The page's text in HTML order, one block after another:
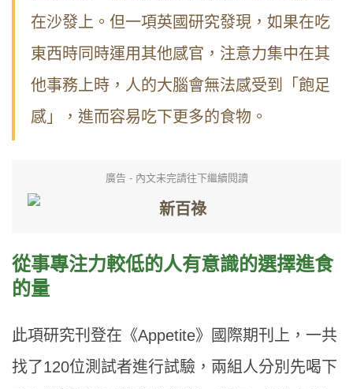
在沙發上。但一項英國研究發現，如果在吃
東西時同時運用其他感官，注意力集中在其
他事務上時，人的大腦會無法感受到「飽足
感」，進而容易吃下更多的食物。
廣告 - 內文未完請往下繼續閱讀
從事專注力較低的人有意識的選擇進食
的量
此項研究刊登在《Appetite》國際期刊上，一共
找了120位測試者進行試驗，兩組人分別先喝下